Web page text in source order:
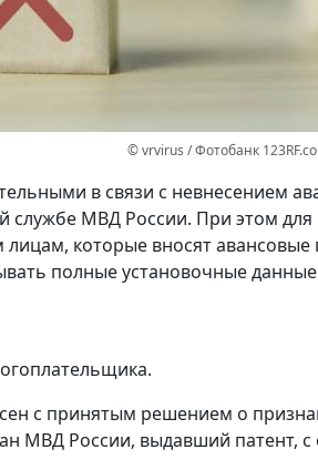
© vrvirus / Фотобанк
в связи с невнесением
службе МВД России. При этом
которые вносят
полные установочные
с принятым решением о
МВД России, выдавший патент,